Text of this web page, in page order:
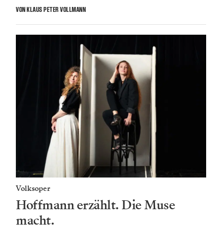
VON KLAUS PETER VOLLMANN
Volksoper
Hoffmann erzählt. Die Muse
macht.